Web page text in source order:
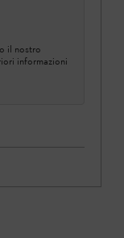
il nostro
informazioni